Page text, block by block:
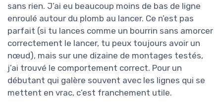
sans rien. J’ai eu beaucoup moins de bas de ligne
enroulé autour du plomb au lancer. Ce n’est pas
parfait (si tu lances comme un bourrin sans amorcer
correctement le lancer, tu peux toujours avoir un
nœud), mais sur une dizaine de montages testés,
j’ai trouvé le comportement correct. Pour un
débutant qui galère souvent avec les lignes qui se
mettent en vrac, c’est franchement utile.